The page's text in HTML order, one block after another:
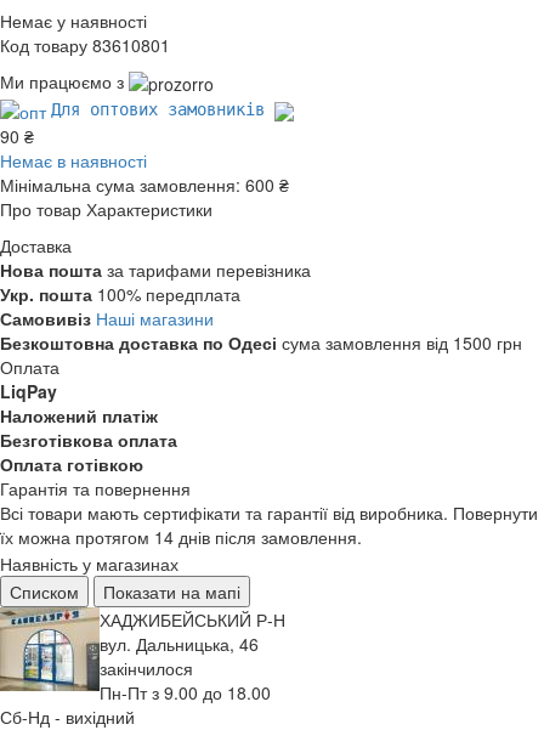
Немає у наявності
Код товару 83610801
Ми працюємо з
Для оптових замовників
90 ₴
Немає в наявності
Мінімальна сума замовлення: 600 ₴
Про товар Характеристики
Доставка
Нова пошта за тарифами перевізника
Укр. пошта 100% передплата
Самовивіз Наші магазини
Безкоштовна доставка по Одесі сума замовлення від 1500 грн
Оплата
LiqPay
Наложений платіж
Безготівкова оплата
Оплата готівкою
Гарантія та повернення
Всі товари мають сертифікати та гарантії від виробника. Повернути
їх можна протягом 14 днів після замовлення.
Наявність у магазинах
Списком
Показати на мапі
ХАДЖИБЕЙСЬКИЙ Р-Н
вул. Дальницька, 46
закінчилося
Пн-Пт з 9.00 до 18.00
Сб-Нд - вихідний